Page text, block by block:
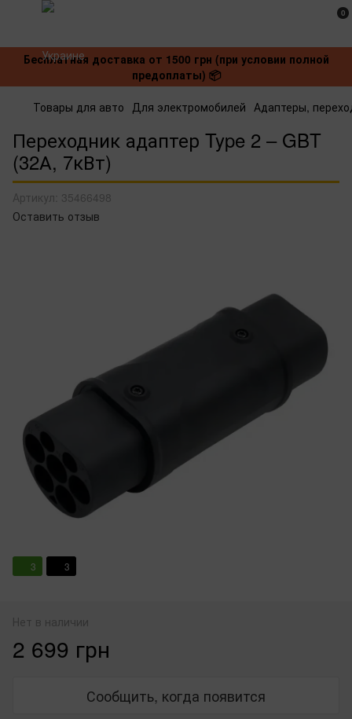
0
Бесплатная доставка от 1500 грн (при условии полной
предоплаты) 📦
Товары для авто Для электромобилей Адаптеры,
Переходник адаптер Type 2 – GBT
(32А, 7кВт)
Артикул: 35466498
Оставить отзыв
3 3
Нет в наличии
2 699 грн
Сообщить, когда появится